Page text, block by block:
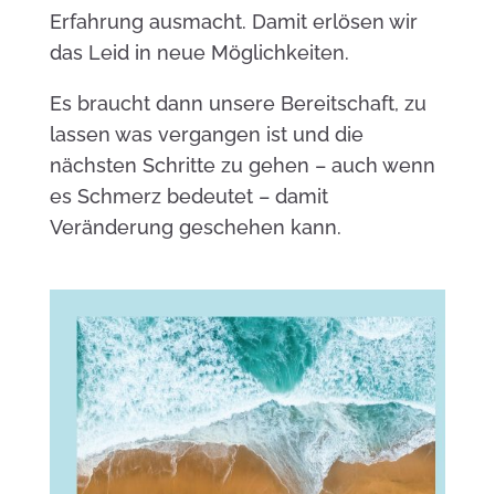
Erfahrung ausmacht. Damit erlösen wir
das Leid in neue Möglichkeiten.
Es braucht dann unsere Bereitschaft, zu
lassen was vergangen ist und die
nächsten Schritte zu gehen – auch wenn
es Schmerz bedeutet – damit
Veränderung geschehen kann.